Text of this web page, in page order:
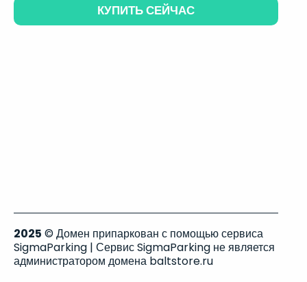
КУПИТЬ СЕЙЧАС
2025 © Домен припаркован с помощью сервиса
SigmaParking | Сервис SigmaParking не является
администратором домена baltstore.ru